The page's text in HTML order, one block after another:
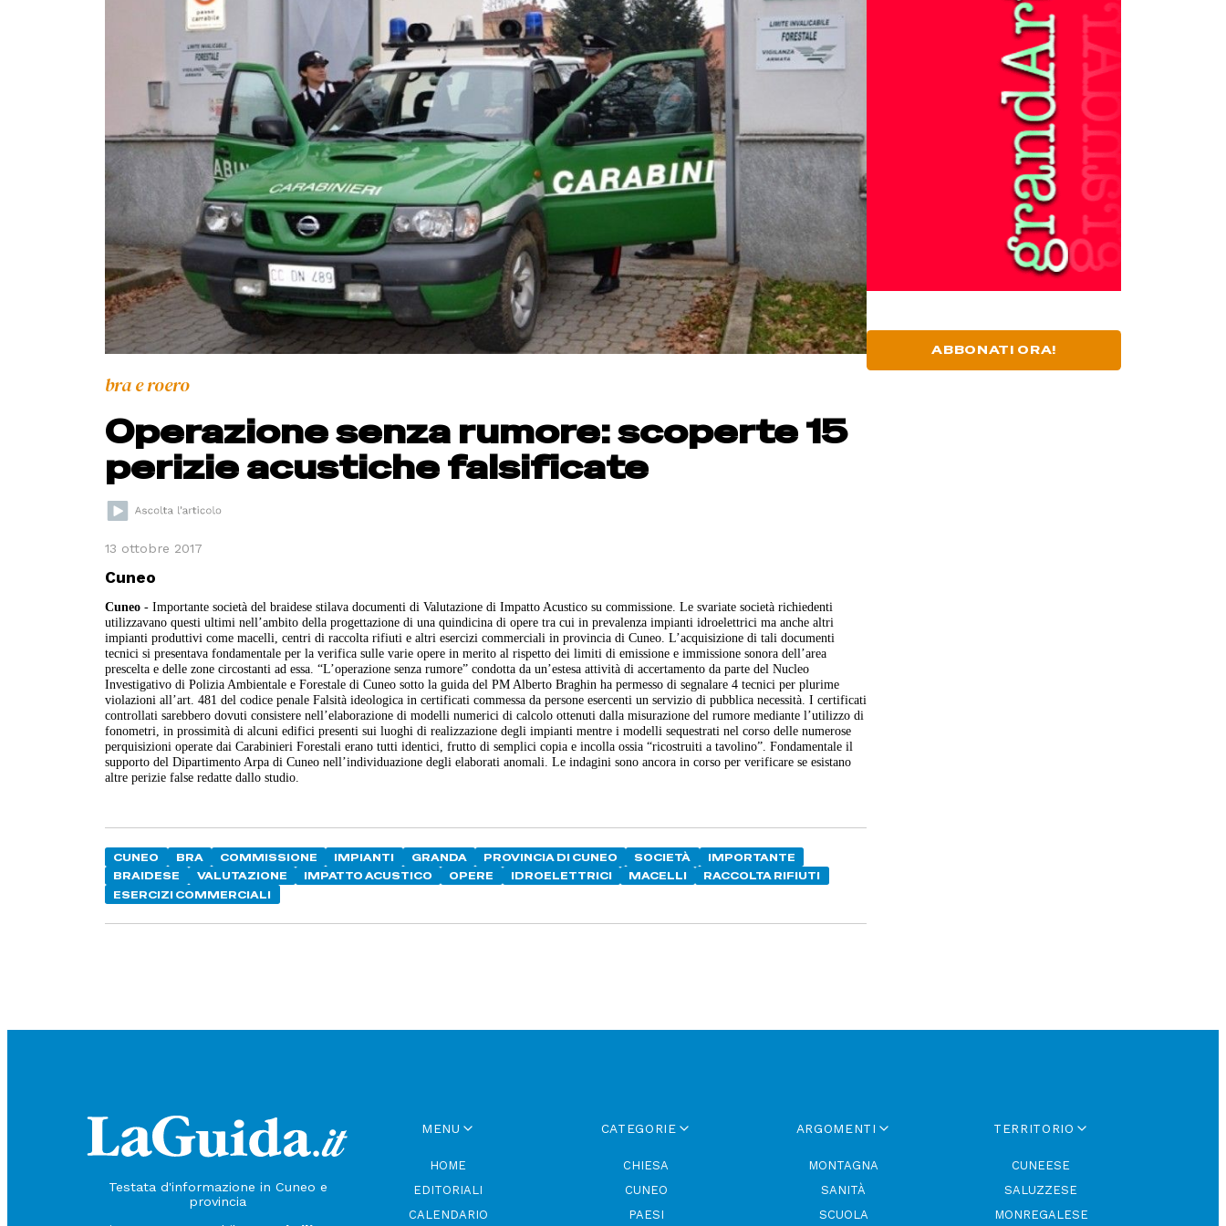
bra e roero
Operazione senza rumore: scoperte 15
perizie acustiche falsificate
13 ottobre 2017
Cuneo
Cuneo - Importante società del braidese stilava documenti di Valutazione di Impatto Acustico su commissione. Le svariate società richiedenti
utilizzavano questi ultimi nell’ambito della progettazione di una quindicina di opere tra cui in prevalenza impianti idroelettrici ma anche altri
impianti produttivi come macelli, centri di raccolta rifiuti e altri esercizi commerciali in provincia di Cuneo. L’acquisizione di tali documenti
tecnici si presentava fondamentale per la verifica sulle varie opere in merito al rispetto dei limiti di emissione e immissione sonora dell’area
prescelta e delle zone circostanti ad essa. “L’operazione senza rumore” condotta da un’estesa attività di accertamento da parte del Nucleo
Investigativo di Polizia Ambientale e Forestale di Cuneo sotto la guida del PM Alberto Braghin ha permesso di segnalare 4 tecnici per plurime
violazioni all’art. 481 del codice penale Falsità ideologica in certificati commessa da persone esercenti un servizio di pubblica necessità. I certificati
controllati sarebbero dovuti consistere nell’elaborazione di modelli numerici di calcolo ottenuti dalla misurazione del rumore mediante l’utilizzo di
fonometri, in prossimità di alcuni edifici presenti sui luoghi di realizzazione degli impianti mentre i modelli sequestrati nel corso delle numerose
perquisizioni operate dai Carabinieri Forestali erano tutti identici, frutto di semplici copia e incolla ossia “ricostruiti a tavolino”. Fondamentale il
supporto del Dipartimento Arpa di Cuneo nell’individuazione degli elaborati anomali. Le indagini sono ancora in corso per verificare se esistano
altre perizie false redatte dallo studio.
CUNEO BRA COMMISSIONE IMPIANTI GRANDA PROVINCIA DI CUNEO SOCIETÀ
IMPORTANTE
BRAIDESE
VALUTAZIONE IMPATTO ACUSTICO OPERE IDROELETTRICI MACELLI
RACCOLTA RIFIUTI
ESERCIZI COMMERCIALI
ABBONATI ORA!
Testata d'informazione in Cuneo e
provincia
MENU
HOME
EDITORIALI
CALENDARIO
CATEGORIE
CHIESA
CUNEO
PAESI
ARGOMENTI
MONTAGNA
SANITÀ
SCUOLA
TERRITORIO
CUNEESE
SALUZZESE
MONREGALESE